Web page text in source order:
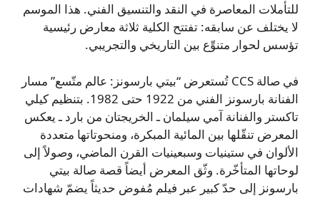
للتأملات المعاصرة في النقد والتنسيق الفني. هذا الموسم
لا يختلف عن سابقه: تفتتح الكلية ثلاثة معارض رئيسية
تؤسس لحوار متنوِّع بين التاريخي والتجريبي.
في صالة CCS تُستعرض “بيتي بارسونز: عالم متّسع” مسار
الفنانة بارسونز الفني من 1922 حتى 1982. بتنظيم كيلي
تاكستر والفنانة آمي سيلمان ـ الخريجتان من بارد ـ يعكس
المعرض تنقّلها بين المائية المبكرة، ومنحوتاتها متعددة
الألوان في ستينيات وسبعينيات القرن الماضي، وصولاً إلى
لوحاتها المتأخّرة. وثّق المعرض أيضاً قصة صالة بيتي
بارسونز إلى حدّ كبير عبر فيلم مُفوض حديثاً يضمّ شهادات